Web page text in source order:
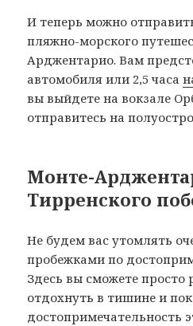
И теперь можно
пляжно-морского
Арджентарио. Вам
автомобиля или 2,5 часа
вы выйдете на вокзале
отправитесь на
Монте-
Тирренского
Не будем вас утомлять
пробежками по
Здесь вы сможете просто
отдохнуть в тишине и
достопримечательность